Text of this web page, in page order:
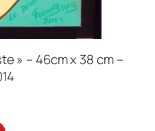
» – 46cm x 38 cm –